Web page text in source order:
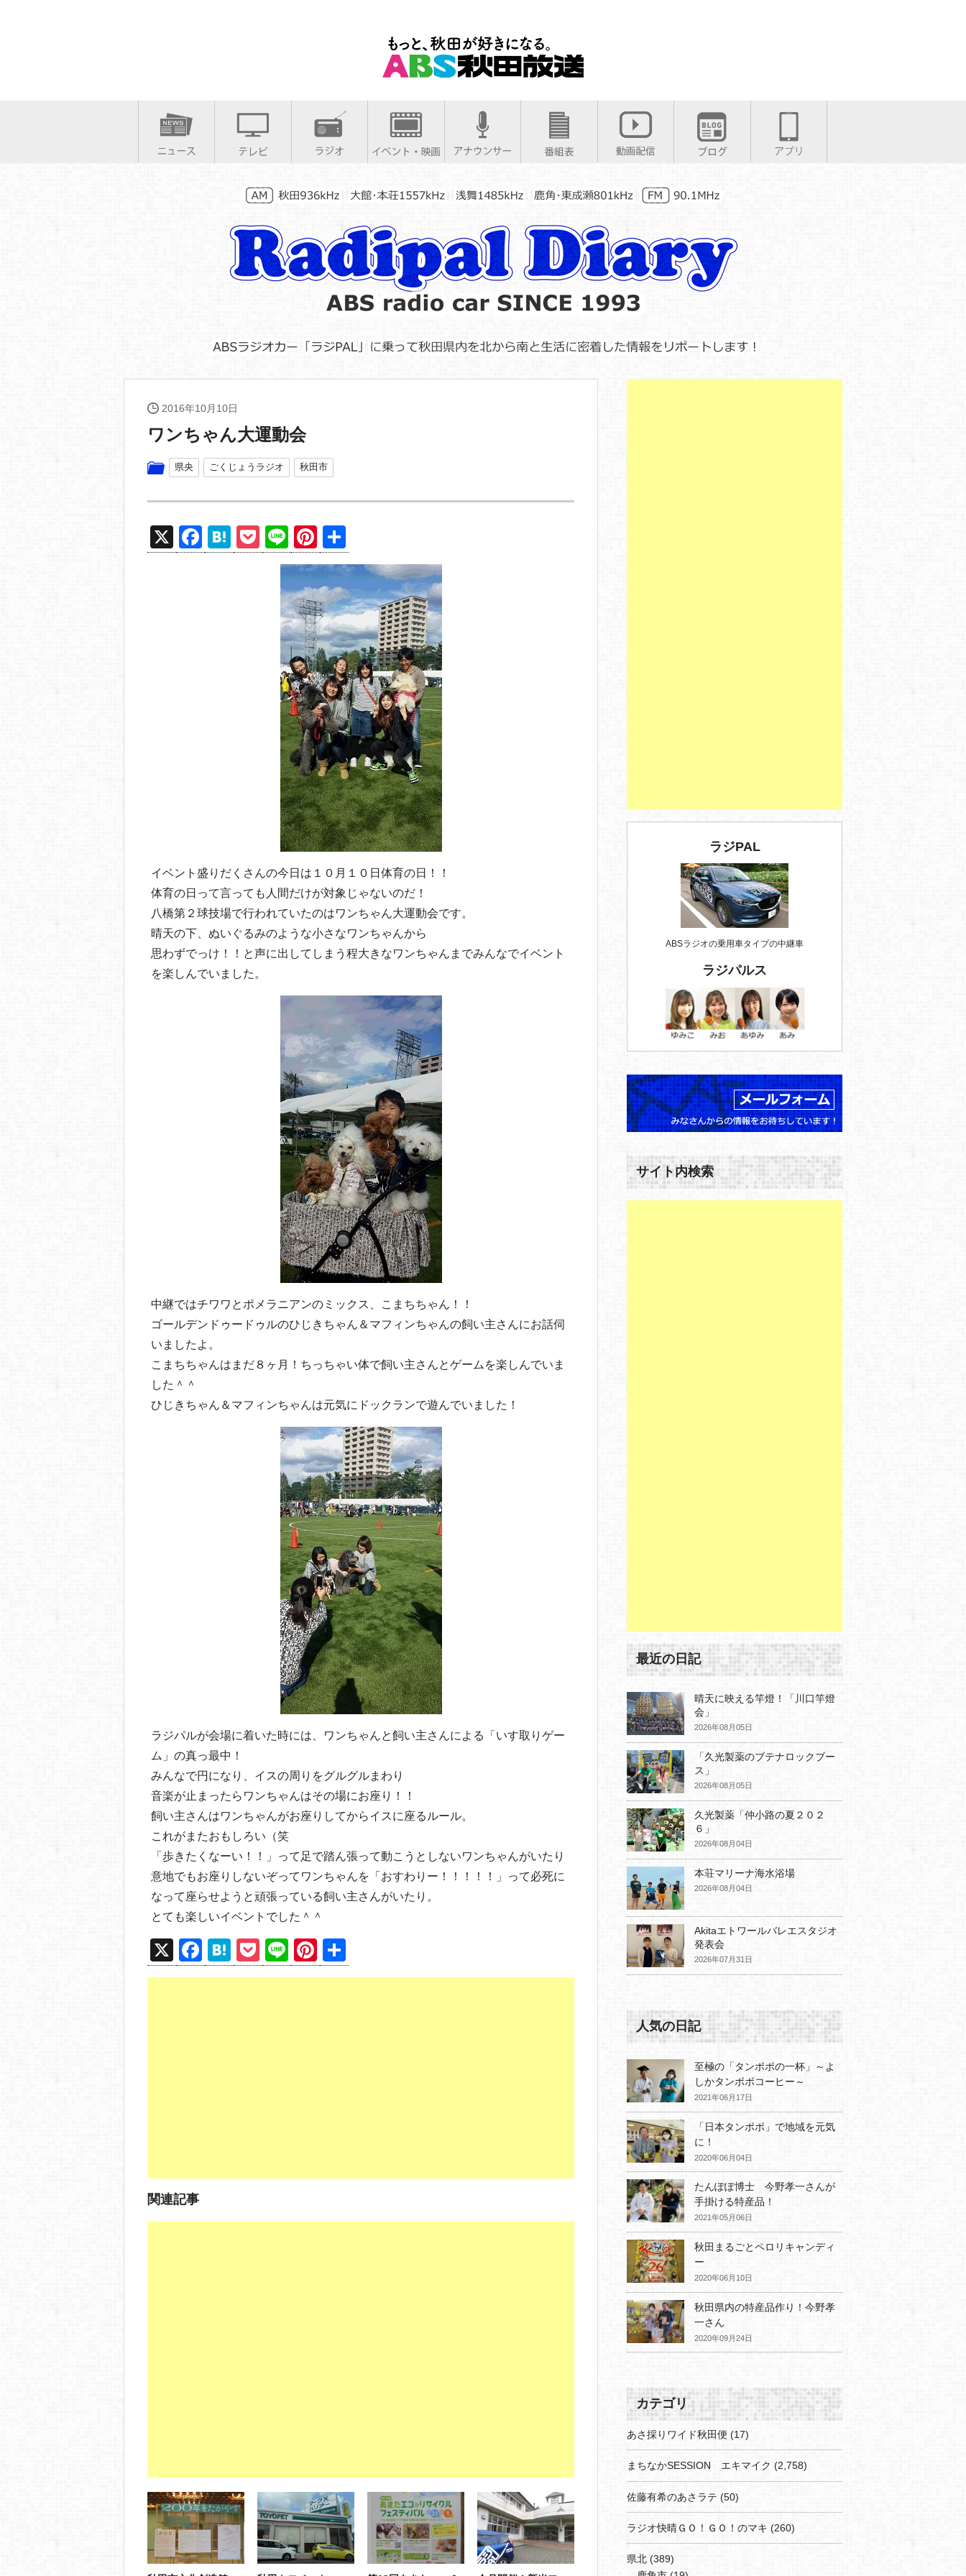
2016年10月10日
ワンちゃん大運動会
県央 ごくじょうラジオ 秋田市
X
F
a
H
at
P
o
ck
Li
n
e
Pi
nt
er
e
st
有
イベント盛りだくさんの今日は１０月１０日体育の日！！
体育の日って言っても人間だけが対象じゃないのだ！
八橋第２球技場で行われていたのはワンちゃん大運動会です。
晴天の下、ぬいぐるみのような小さなワンちゃんから
思わずでっけ！！と声に出してしまう程大きなワンちゃんまでみんなでイベント
を楽しんでいました。
中継ではチワワとポメラニアンのミックス、こまちちゃん！！
ゴールデンドゥードゥルのひじきちゃん＆マフィンちゃんの飼い主さんにお話伺
いましたよ。
こまちちゃんはまだ８ヶ月！ちっちゃい体で飼い主さんとゲームを楽しんでいま
した＾＾
ひじきちゃん＆マフィンちゃんは元気にドックランで遊んでいました！
ラジパルが会場に着いた時には、ワンちゃんと飼い主さんによる「いす取りゲー
ム」の真っ最中！
みんなで円になり、イスの周りをグルグルまわり
音楽が止まったらワンちゃんはその場にお座り！！
飼い主さんはワンちゃんがお座りしてからイスに座るルール。
これがまたおもしろい（笑
「歩きたくなーい！！」って足で踏ん張って動こうとしないワンちゃんがいたり
意地でもお座りしないぞってワンちゃんを「おすわりー！！！！！」って必死に
なって座らせようと頑張っている飼い主さんがいたり。
とても楽しいイベントでした＾＾
X
F
a
H
at
P
o
Li
n
Pi
nt 有
関連記事
ラジPAL
ABSラジオの乗用車タイプの中継車
ラジパルス
サイト内検索
最近の日記
晴天に映える竿燈！「川口竿燈
会」
2026年08月05日
「久光製薬のブテナロックブー
ス」
2026年08月05日
久光製薬「仲小路の夏２０２
６」
2026年08月04日
本荘マリーナ海水浴場
2026年08月04日
Akitaエトワールバレエスタジオ
発表会
2026年07月31日
人気の日記
至極の「タンポポの一杯」～よ
しかタンポポコーヒー～
2021年06月17日
「日本タンポポ」で地域を元気
に！
2020年06月04日
たんぽぽ博士 今野孝一さんが
手掛ける特産品！
2021年05月06日
秋田まるごとペロリキャンディ
ー
2020年06月10日
秋田県内の特産品作り！今野孝
一さん
2020年09月24日
カテゴリ
あさ採りワイド秋田便 (17)
まちなかSESSION エキマイク (2,758)
佐藤有希のあさラテ (50)
ラジオ快晴ＧＯ！ＧＯ！のマキ (260)
県北 (389)